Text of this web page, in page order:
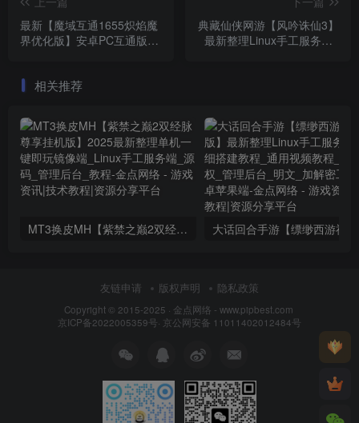
最新【魔域互通1655炽焰魔
界优化版】安卓PC互通版本
典藏仙侠网游【风吟诛仙3】
最新整理Linux手工服务端_
相关推荐
MT3换皮MH【紫禁之巅2双经脉尊享挂机版】2025最新整理单机一键即玩镜像端_Linux手工服务端_源码_管理后台_教程
友链申请 版权声明 隐私政策
Copyright © 2015-2025 · 金点网络 - www.pipbest.com
京ICP备2022005359号· 京公网安备 11011402012484号